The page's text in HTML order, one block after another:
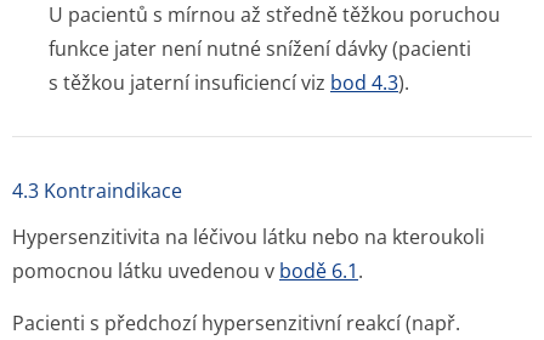
U pacientů s mírnou až středně těžkou poruchou
funkce jater není nutné snížení dávky (pacienti
s těžkou jaterní insuficiencí viz bod 4.3).
4.3 Kontraindikace
Hypersenzitivita na léčivou látku nebo na kteroukoli
pomocnou látku uvedenou v bodě 6.1.
Pacienti s předchozí hypersenzitivní reakcí (např.